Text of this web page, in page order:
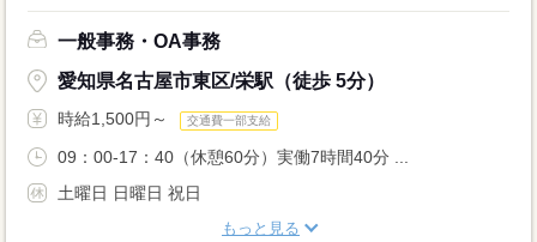
一般事務・OA事務
愛知県名古屋市東区/栄駅（徒歩 5分）
時給1,500円～ 交通費一部支給
09：00-17：40（休憩60分）実働7時間40分 ...
土曜日 日曜日 祝日
もっと見る